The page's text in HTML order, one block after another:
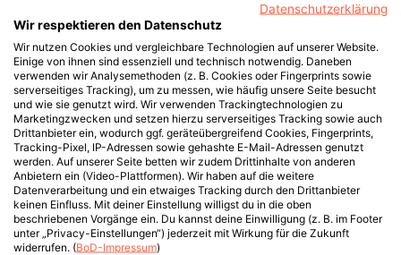
Datenschutzerklärung
Wir respektieren den Datenschutz
Wir nutzen Cookies und vergleichbare Technologien auf unserer Website.
Einige von ihnen sind essenziell und technisch notwendig. Daneben
verwenden wir Analysemethoden (z. B. Cookies oder Fingerprints sowie
serverseitiges Tracking), um zu messen, wie häufig unsere Seite besucht
und wie sie genutzt wird. Wir verwenden Trackingtechnologien zu
Marketingzwecken und setzen hierzu serverseitiges Tracking sowie auch
Drittanbieter ein, wodurch ggf. geräteübergreifend Cookies, Fingerprints,
Tracking-Pixel, IP-Adressen sowie gehashte E-Mail-Adressen genutzt
werden. Auf unserer Seite betten wir zudem Drittinhalte von anderen
Anbietern ein (Video-Plattformen). Wir haben auf die weitere
Datenverarbeitung und ein etwaiges Tracking durch den Drittanbieter
keinen Einfluss. Mit deiner Einstellung willigst du in die oben
beschriebenen Vorgänge ein. Du kannst deine Einwilligung (z. B. im Footer
unter „Privacy-Einstellungen“) jederzeit mit Wirkung für die Zukunft
widerrufen. (BoD-Impressum)